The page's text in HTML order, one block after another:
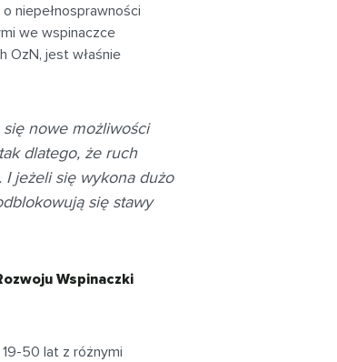
niepełnosprawności
we wspinaczce
OzN, jest właśnie
nowe możliwości
dlatego, że ruch
jeżeli się wykona dużo
się stawy
Wspinaczki
50 lat z różnymi